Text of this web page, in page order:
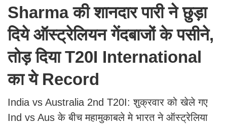
Sharma की शानदार पारी ने छुड़ा
दिये ऑस्ट्रेलियन गेंदबाजों के पसीने,
तोड़ दिया T20I International
का ये Record
India vs Australia 2nd T20I: शुक्रवार को खेले गए
Ind vs Aus के बीच महामुकाबले मे भारत ने ऑस्ट्रेलिया